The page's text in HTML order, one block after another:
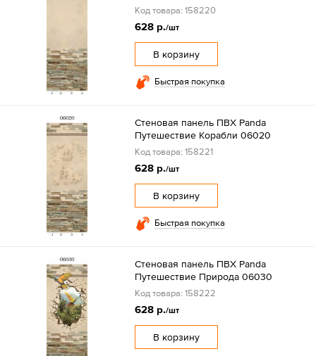
Код товара: 158220
628 р./шт
В корзину
Быстрая покупка
Стеновая панель ПВХ Panda
Путешествие Корабли 06020
Код товара: 158221
628 р./шт
В корзину
Быстрая покупка
Стеновая панель ПВХ Panda
Путешествие Природа 06030
Код товара: 158222
628 р./шт
В корзину